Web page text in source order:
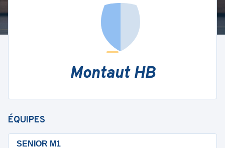
Montaut HB
ÉQUIPES
SENIOR M1